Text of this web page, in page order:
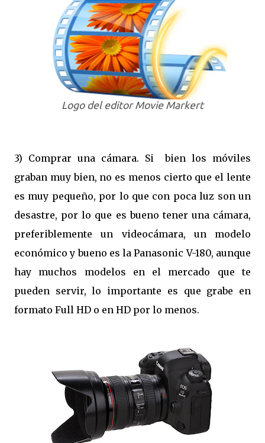
Logo del editor Movie Markert
3) Comprar una cámara. Si bien los móviles
graban muy bien, no es menos cierto que el lente
es muy pequeño, por lo que con poca luz son un
desastre, por lo que es bueno tener una cámara,
preferiblemente un videocámara, un modelo
económico y bueno es la Panasonic V-180, aunque
hay muchos modelos en el mercado que te
pueden servir, lo importante es que grabe en
formato Full HD o en HD por lo menos.